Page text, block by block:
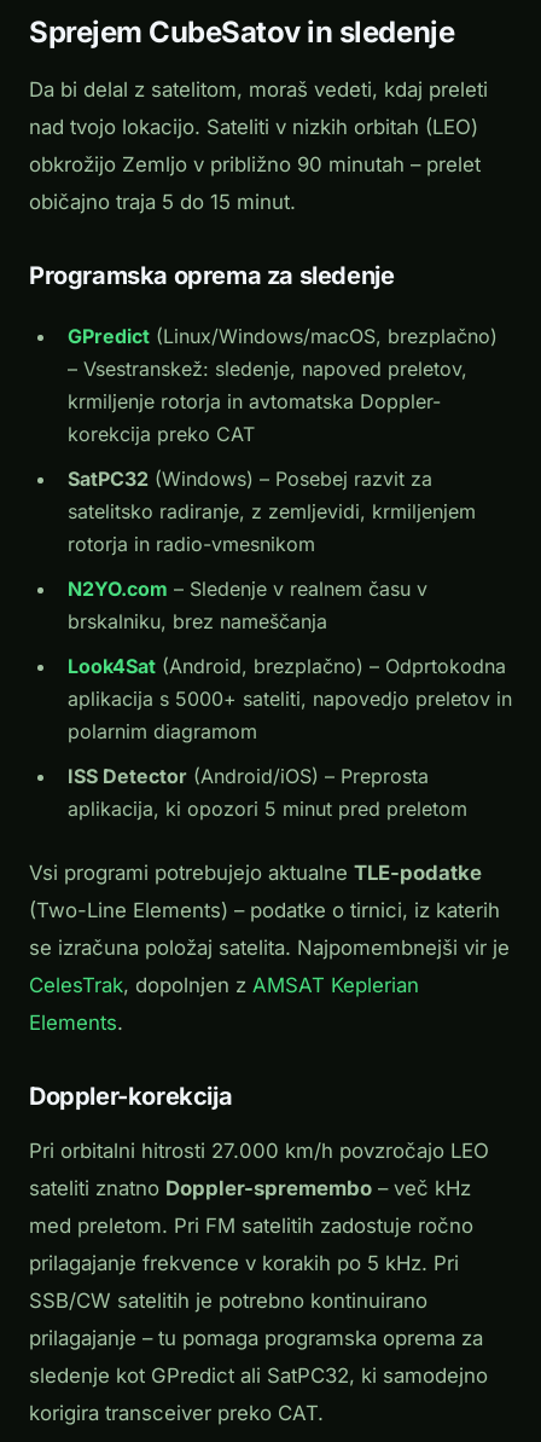
Sprejem CubeSatov in sledenje
Da bi delal z satelitom, moraš vedeti, kdaj preleti
nad tvojo lokacijo. Sateliti v nizkih orbitah (LEO)
obkrožijo Zemljo v približno 90 minutah – prelet
običajno traja 5 do 15 minut.
Programska oprema za sledenje
GPredict (Linux/Windows/macOS, brezplačno)
– Vsestranskež: sledenje, napoved preletov,
krmiljenje rotorja in avtomatska Doppler-
korekcija preko CAT
SatPC32 (Windows) – Posebej razvit za
satelitsko radiranje, z zemljevidi, krmiljenjem
rotorja in radio-vmesnikom
N2YO.com – Sledenje v realnem času v
brskalniku, brez nameščanja
Look4Sat (Android, brezplačno) – Odprtokodna
aplikacija s 5000+ sateliti, napovedjo preletov in
polarnim diagramom
ISS Detector (Android/iOS) – Preprosta
aplikacija, ki opozori 5 minut pred preletom
Vsi programi potrebujejo aktualne TLE-podatke
(Two-Line Elements) – podatke o tirnici, iz katerih
se izračuna položaj satelita. Najpomembnejši vir je
CelesTrak, dopolnjen z AMSAT Keplerian
Elements.
Doppler-korekcija
Pri orbitalni hitrosti 27.000 km/h povzročajo LEO
sateliti znatno Doppler-spremembo – več kHz
med preletom. Pri FM satelitih zadostuje ročno
prilagajanje frekvence v korakih po 5 kHz. Pri
SSB/CW satelitih je potrebno kontinuirano
prilagajanje – tu pomaga programska oprema za
sledenje kot GPredict ali SatPC32, ki samodejno
korigira transceiver preko CAT.